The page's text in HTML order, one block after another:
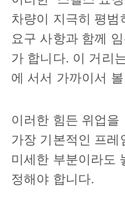
차량이 지극히 평범
요구 사항과 함께
가 합니다. 이 거리
에 서서 가까이서
이러한 힘든 위업을
가장 기본적인 프
미세한 부분이라도
정해야 합니다.